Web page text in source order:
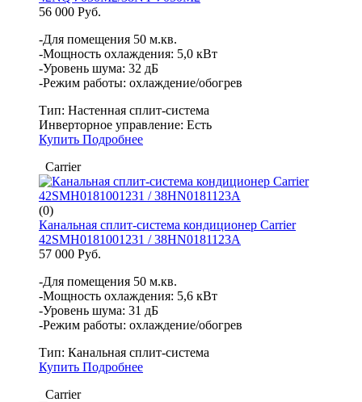
56 000 Руб.
-Для помещения 50 м.кв.
-Мощность охлаждения: 5,0 кВт
-Уровень шума: 32 дБ
-Режим работы: охлаждение/обогрев
Тип: Настенная сплит-система
Инверторное управление: Есть
Купить Подробнее
Carrier
(0)
Канальная сплит-система кондиционер Carrier
42SMH0181001231 / 38HN0181123A
57 000 Руб.
-Для помещения 50 м.кв.
-Мощность охлаждения: 5,6 кВт
-Уровень шума: 31 дБ
-Режим работы: охлаждение/обогрев
Тип: Канальная сплит-система
Купить Подробнее
Carrier